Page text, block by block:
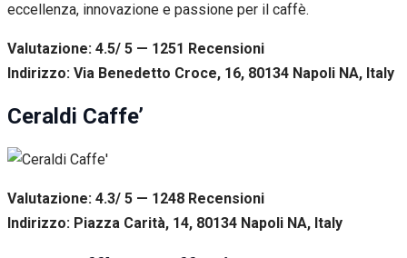
eccellenza, innovazione e passione per il caffè.
Valutazione: 4.5/ 5 — 1251 Recensioni
Indirizzo: Via Benedetto Croce, 16, 80134 Napoli NA, Italy
Ceraldi Caffe’
Valutazione: 4.3/ 5 — 1248 Recensioni
Indirizzo: Piazza Carità, 14, 80134 Napoli NA, Italy